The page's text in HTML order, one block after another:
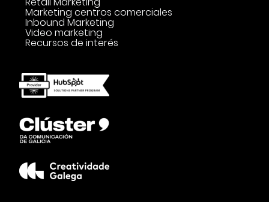
Marketing centros comerciales
Inbound Marketing
Video marketing
Recursos de interés